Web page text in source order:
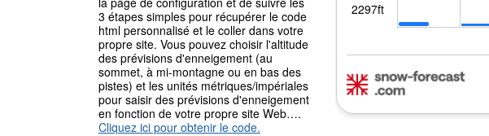
3 étapes simples pour récupérer le code
html personnalisé et le coller dans votre
propre site. Vous pouvez choisir l'altitude
des prévisions d'enneigement (au
sommet, à mi-montagne ou en bas des
pistes) et les unités métriques/impériales
pour saisir des prévisions d'enneigement
en fonction de votre propre site Web….
Cliquez ici pour obtenir le code.